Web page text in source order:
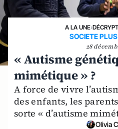
A LA UNE›
SOCIETE
28
« Autisme
mimétique » ?
A force de vivre
des enfants, les
sorte « d’autisme
Olivia